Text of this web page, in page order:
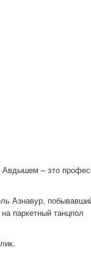
– это
Азнавур,
паркетный танцпол